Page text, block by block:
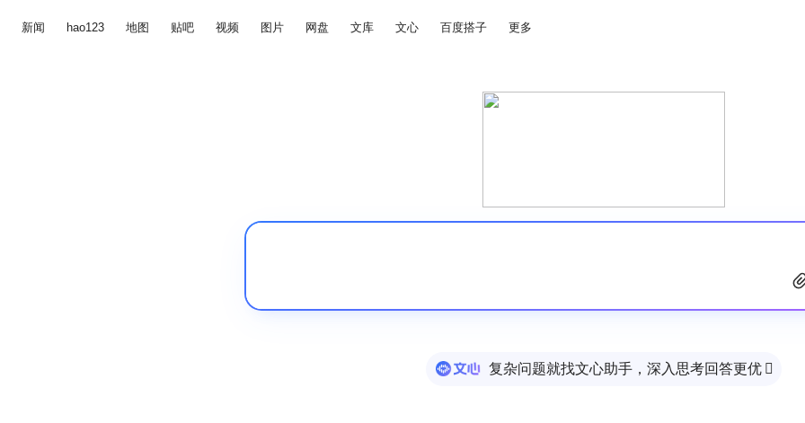
新闻 hao123 地图 贴吧 视频 图片 网盘 文库 文心 百度搭子 更多
复杂问题就找文心助手，深入思考回答更优 